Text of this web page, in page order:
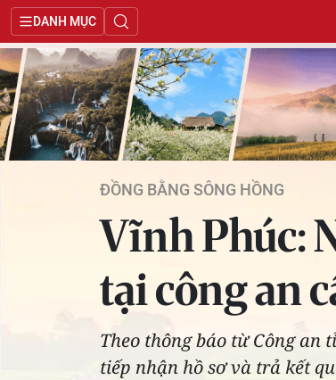
DANH MỤC
ĐỒNG BẰNG SÔNG HỒNG
Vĩnh Phúc:
tại công an
Theo thông báo từ Công an
tiếp nhận hồ sơ và trả kết